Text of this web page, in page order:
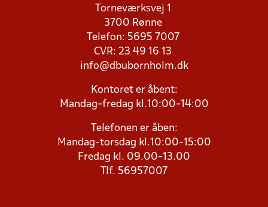
Torneværksvej 1
3700 Rønne
Telefon: 5695 7007
CVR: 23 49 16 13
info@dbubornholm.dk
Kontoret er åbent:
Mandag-fredag kl.10:00-14:00
Telefonen er åben:
Mandag-torsdag kl.10:00-15:00
Fredag kl. 09.00-13.00
Tlf. 56957007